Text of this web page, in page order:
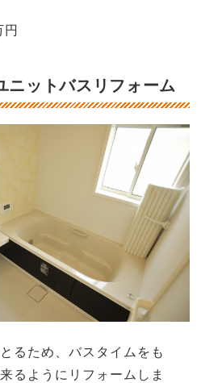
ニットバスリフォーム
るため、バスタイムをも
るようにリフォームしま